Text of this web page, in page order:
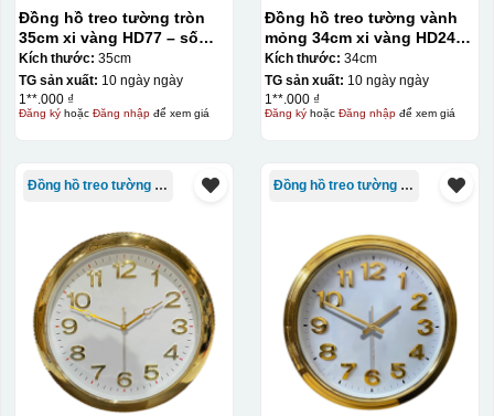
Đồng hồ treo tường tròn
35cm xi vàng HD77 – số
cọc
Kích thước: 35cm
TG sản xuất: 10 ngày ngày
1**.000 ₫
Đăng kýhoặc Đăng nhậpđể xem giá
Đồng hồ treo tường vành
mỏng 34cm xi vàng HD245
– số cọc
Kích thước: 34cm
TG sản xuất: 10 ngày ngày
1**.000 ₫
Đăng kýhoặc Đăng nhậpđể xem giá
Đồng hồ treo tường giá rẻ Đồng hồ treo tường giá rẻ